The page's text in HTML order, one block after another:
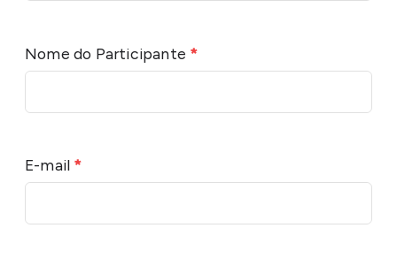
Nome do Participante *
E-mail *